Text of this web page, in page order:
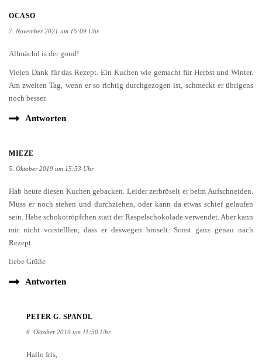
OCASO
7. November 2021 um 15:09 Uhr
Allmächd is der goud!
Vielen Dank für das Rezept. Ein Kuchen wie gemacht für Herbst und Winter.
Am zweiten Tag, wenn er so richtig durchgezogen ist, schmeckt er übrigens
noch besser.
Antworten
MIEZE
5. Oktober 2019 um 15:53 Uhr
Hab heute diesen Kuchen gebacken. Leider zerbröselt er beim Aufschneiden.
Muss er noch stehen und durchziehen, oder kann da etwas schief gelaufen
sein. Habe schokotröpfchen statt der Raspelschokolade verwendet. Aber kann
mir nicht vorstelllen, dass er deswegen bröselt. Sonst ganz genau nach
Rezept.
liebe Grüße
Antworten
PETER G. SPANDL
6. Oktober 2019 um 11:50 Uhr
Hallo Iris,